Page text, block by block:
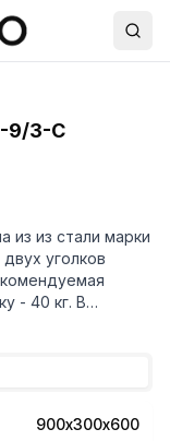
9/3-С
из из стали марки
уголков
- 40 кг. В
915х316х42
900х300х600